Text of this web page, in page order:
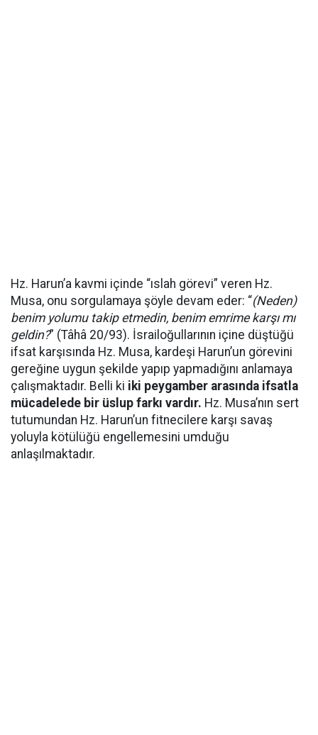
Hz. Harun’a kavmi içinde “ıslah görevi” veren Hz.
Musa, onu sorgulamaya şöyle devam eder: “(Neden)
benim yolumu takip etmedin, benim emrime karşı mı
geldin?” (Tâhâ 20/93). İsrailoğullarının içine düştüğü
ifsat karşısında Hz. Musa, kardeşi Harun’un görevini
gereğine uygun şekilde yapıp yapmadığını anlamaya
çalışmaktadır. Belli ki iki peygamber arasında ifsatla
mücadelede bir üslup farkı vardır. Hz. Musa’nın sert
tutumundan Hz. Harun’un fitnecilere karşı savaş
yoluyla kötülüğü engellemesini umduğu
anlaşılmaktadır.